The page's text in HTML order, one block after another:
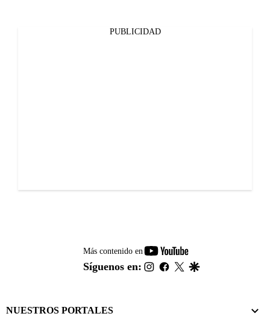
PUBLICIDAD
Más contenido en
youtube-
footer
Síguenos en: instagram
facebook
twitter
NUESTROS PORTALES